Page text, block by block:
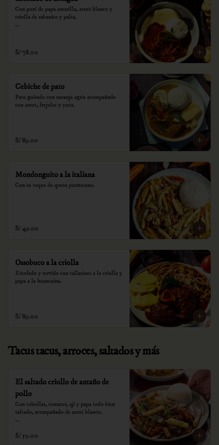
Con puré de papa amarilla, arroz blanco y
criolla de rabanito y palta.
consumo.
S/ 78.00
Cebiche de pato
Pato guisado con naranja agria acompañado
con arroz, frejoles y yuca.
S/ 89.00
Mondonguito a la italiana
Con su toque de queso parmesano.
S/ 49.00
Ossobuco a la criolla
Estofado y servido con tallarines a la criolla y
papa a la huancaína.
S/ 89.00
Tacus tacus, arroces, saltados y más
El saltado criollo de antaño de
pollo
Con cebollas, tomates, ají y papa todo bien
saltado, acompañado de arroz blanco.
incluyen impuestos de ley y recargo al
S/ 59.00